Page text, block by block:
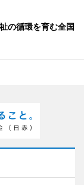
の循環を育む全国